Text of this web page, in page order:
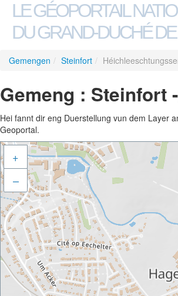
LE GÉOPORTAIL
DU GRAND-DUCHÉ
Gemengen / Steinfort /
Gemeng : Steinfort
Hei fannt dir eng Duerstellung vun dem Layer
Geoportal.
+
–